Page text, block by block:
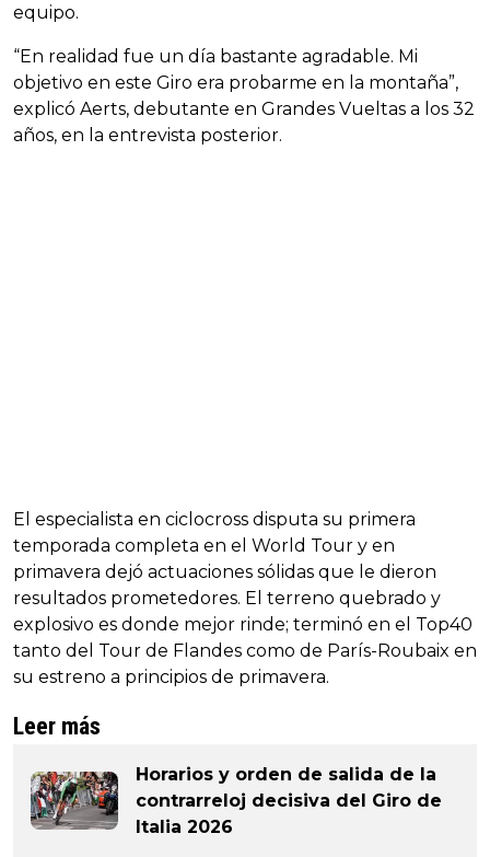
equipo.
“En realidad fue un día bastante agradable. Mi
objetivo en este Giro era probarme en la montaña”,
explicó Aerts, debutante en Grandes Vueltas a los 32
años, en la entrevista posterior.
El especialista en ciclocross disputa su primera
temporada completa en el World Tour y en
primavera dejó actuaciones sólidas que le dieron
resultados prometedores. El terreno quebrado y
explosivo es donde mejor rinde; terminó en el Top40
tanto del Tour de Flandes como de París-Roubaix en
su estreno a principios de primavera.
Leer más
Horarios y orden de salida de la
contrarreloj decisiva del Giro de
Italia 2026